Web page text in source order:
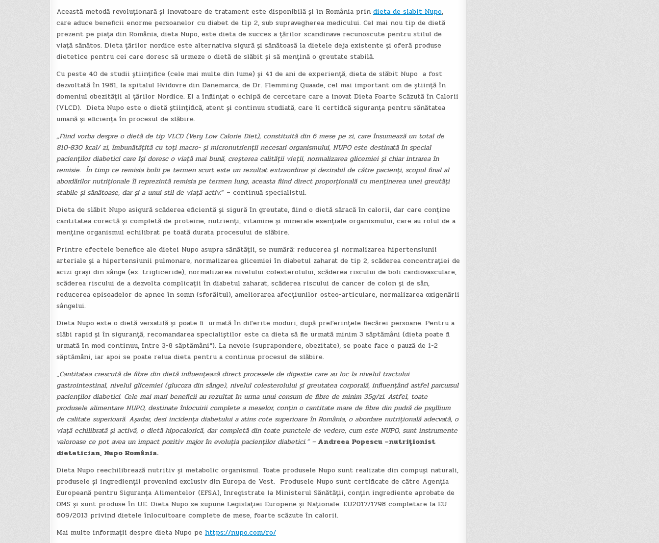
Această metodă revoluționară și inovatoare de tratament este disponibilă și în România prin dieta de slabit Nupo,
care aduce beneficii enorme persoanelor cu diabet de tip 2, sub supravegherea medicului. Cel mai nou tip de dietă
prezent pe piața din România, dieta Nupo, este dieta de succes a țărilor scandinave recunoscute pentru stilul de
viață sănătos. Dieta țărilor nordice este alternativa sigură și sănătoasă la dietele deja existente și oferă produse
dietetice pentru cei care doresc să urmeze o dietă de slăbit și să mențină o greutate stabilă.
Cu peste 40 de studii științifice (cele mai multe din lume) și 41 de ani de experiență, dieta de slăbit Nupo a fost
dezvoltată în 1981, la spitalul Hvidovre din Danemarca, de Dr. Flemming Quaade, cel mai important om de știință în
domeniul obezității al țărilor Nordice. El a înființat o echipă de cercetare care a inovat Dieta Foarte Scăzută în Calorii
(VLCD). Dieta Nupo este o dietă științifică, atent și continuu studiată, care îi certifică siguranța pentru sănătatea
umană și eficiența în procesul de slăbire.
„Fiind vorba despre o dietă de tip VLCD (Very Low Calorie Diet), constituită din 6 mese pe zi, care însumează un total de
810-830 kcal/ zi, îmbunătățită cu toți macro- și micronutrienții necesari organismului, NUPO este destinată în special
pacienților diabetici care își doresc o viață mai bună, creșterea calității vieții, normalizarea glicemiei și chiar intrarea în
remisie. În timp ce remisia bolii pe termen scurt este un rezultat extraordinar și dezirabil de către pacienți, scopul final al
abordărilor nutriționale îl reprezintă remisia pe termen lung, aceasta fiind direct proporțională cu menținerea unei greutăți
stabile și sănătoase, dar și a unui stil de viață activ.” – continuă specialistul.
Dieta de slăbit Nupo asigură scăderea eficientă și sigură în greutate, fiind o dietă săracă în calorii, dar care conține
cantitatea corectă și completă de proteine, nutrienți, vitamine și minerale esențiale organismului, care au rolul de a
menține organismul echilibrat pe toată durata procesului de slăbire.
Printre efectele benefice ale dietei Nupo asupra sănătății, se numără: reducerea și normalizarea hipertensiunii
arteriale și a hipertensiunii pulmonare, normalizarea glicemiei în diabetul zaharat de tip 2, scăderea concentrației de
acizi grași din sânge (ex. trigliceride), normalizarea nivelului colesterolului, scăderea riscului de boli cardiovasculare,
scăderea riscului de a dezvolta complicații în diabetul zaharat, scăderea riscului de cancer de colon și de sân,
reducerea episoadelor de apnee în somn (sforăitul), ameliorarea afecțiunilor osteo-articulare, normalizarea oxigenării
sângelui.
Dieta Nupo este o dietă versatilă și poate fi urmată în diferite moduri, după preferințele fiecărei persoane. Pentru a
slăbi rapid și în siguranță, recomandarea specialiștilor este ca dieta să fie urmată minim 3 săptămâni (dieta poate fi
urmată în mod continuu, între 3-8 săptămâni*). La nevoie (suprapondere, obezitate), se poate face o pauză de 1-2
săptămâni, iar apoi se poate relua dieta pentru a continua procesul de slăbire.
„Cantitatea crescută de fibre din dietă influențează direct procesele de digestie care au loc la nivelul tractului
gastrointestinal, nivelul glicemiei (glucoza din sânge), nivelul colesterolului și greutatea corporală, influențând astfel parcursul
pacienților diabetici. Cele mai mari beneficii au rezultat în urma unui consum de fibre de minim 35g/zi. Astfel, toate
produsele alimentare NUPO, destinate înlocuirii complete a meselor, conțin o cantitate mare de fibre din pudră de psyllium
de calitate superioară. Așadar, desi incidența diabetului a atins cote superioare în România, o abordare nutrițională adecvată, o
viață echilibrată și activă, o dietă hipocalorică, dar completă din toate punctele de vedere, cum este NUPO, sunt instrumente
valoroase ce pot avea un impact pozitiv major în evoluția pacienților diabetici.” – Andreea Popescu –nutriționist
dietetician, Nupo România.
Dieta Nupo reechilibrează nutritiv și metabolic organismul. Toate produsele Nupo sunt realizate din compuși naturali,
produsele și ingredienții provenind exclusiv din Europa de Vest. Produsele Nupo sunt certificate de către Agenția
Europeană pentru Siguranța Alimentelor (EFSA), înregistrate la Ministerul Sănătății, conțin ingrediente aprobate de
OMS și sunt produse în UE. Dieta Nupo se supune Legislației Europene și Naționale: EU2017/1798 completare la EU
609/2013 privind dietele înlocuitoare complete de mese, foarte scăzute în calorii.
Mai multe informații despre dieta Nupo pe https://nupo.com/ro/